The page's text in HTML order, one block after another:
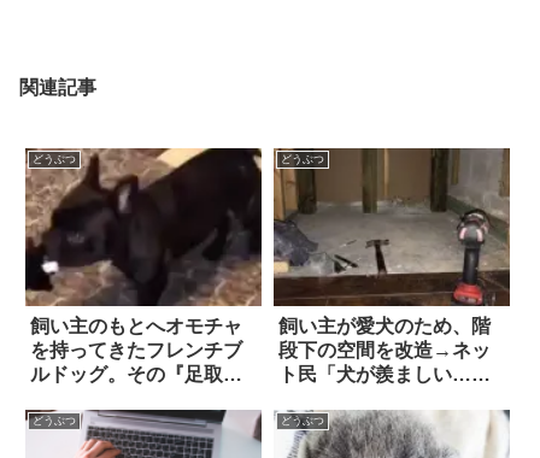
関連記事
どうぶつ
飼い主のもとへオモチャ
を持ってきたフレンチブ
ルドッグ。その『足取
が溢れていて…！？
どうぶつ
飼い主が愛犬のため、階
段下の空間を改造→ネッ
ト民「犬が羨ましい…」
どうぶつ どうぶつ